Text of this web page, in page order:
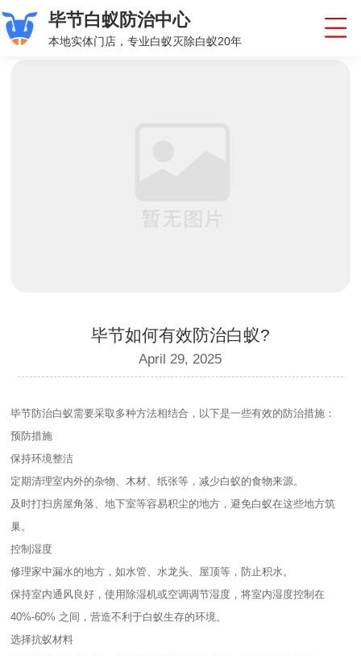
毕节白蚁防治中心
本地实体门店，专业白蚁灭除白蚁20年
毕节如何有效防治白蚁?
April 29, 2025
毕节防治白蚁需要采取多种方法相结合，以下是一些有效的防治措施：
预防措施
保持环境整洁
定期清理室内外的杂物、木材、纸张等，减少白蚁的食物来源。
及时打扫房屋角落、地下室等容易积尘的地方，避免白蚁在这些地方筑
巢。
控制湿度
修理家中漏水的地方，如水管、水龙头、屋顶等，防止积水。
保持室内通风良好，使用除湿机或空调调节湿度，将室内湿度控制在
40%-60% 之间，营造不利于白蚁生存的环境。
选择抗蚁材料